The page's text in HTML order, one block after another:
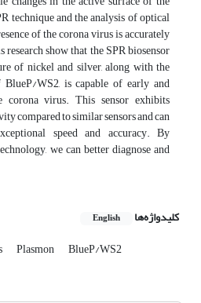
technique and the analysis of optical
of the corona virus is accurately
show that the SPR biosensor
of nickel and silver, along with the
WS2, is capable of early and
corona virus. This sensor exhibits
compared to similar sensors and can
speed and accuracy. By
we can better diagnose and
کلیدواژه‌ها English
Plasmon BlueP/WS2